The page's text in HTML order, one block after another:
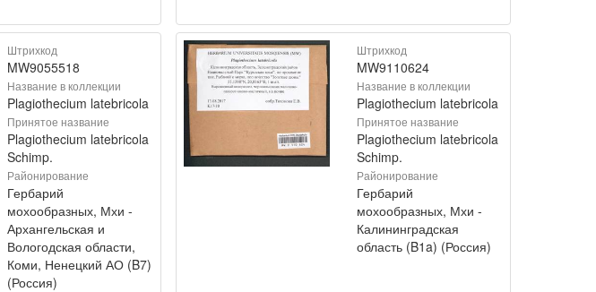
Штрихкод
MW9055518
Название в коллекции
Plagiothecium latebricola
Принятое название
Plagiothecium latebricola
Schimp.
Районирование
Гербарий
мохообразных, Мхи -
Архангельская и
Вологодская области,
Коми, Ненецкий АО (B7)
(Россия)
Штрихкод
MW9110624
Название в коллекции
Plagiothecium latebricola
Принятое название
Plagiothecium latebricola
Schimp.
Районирование
Гербарий
мохообразных, Мхи -
Калининградская
область (B1a) (Россия)